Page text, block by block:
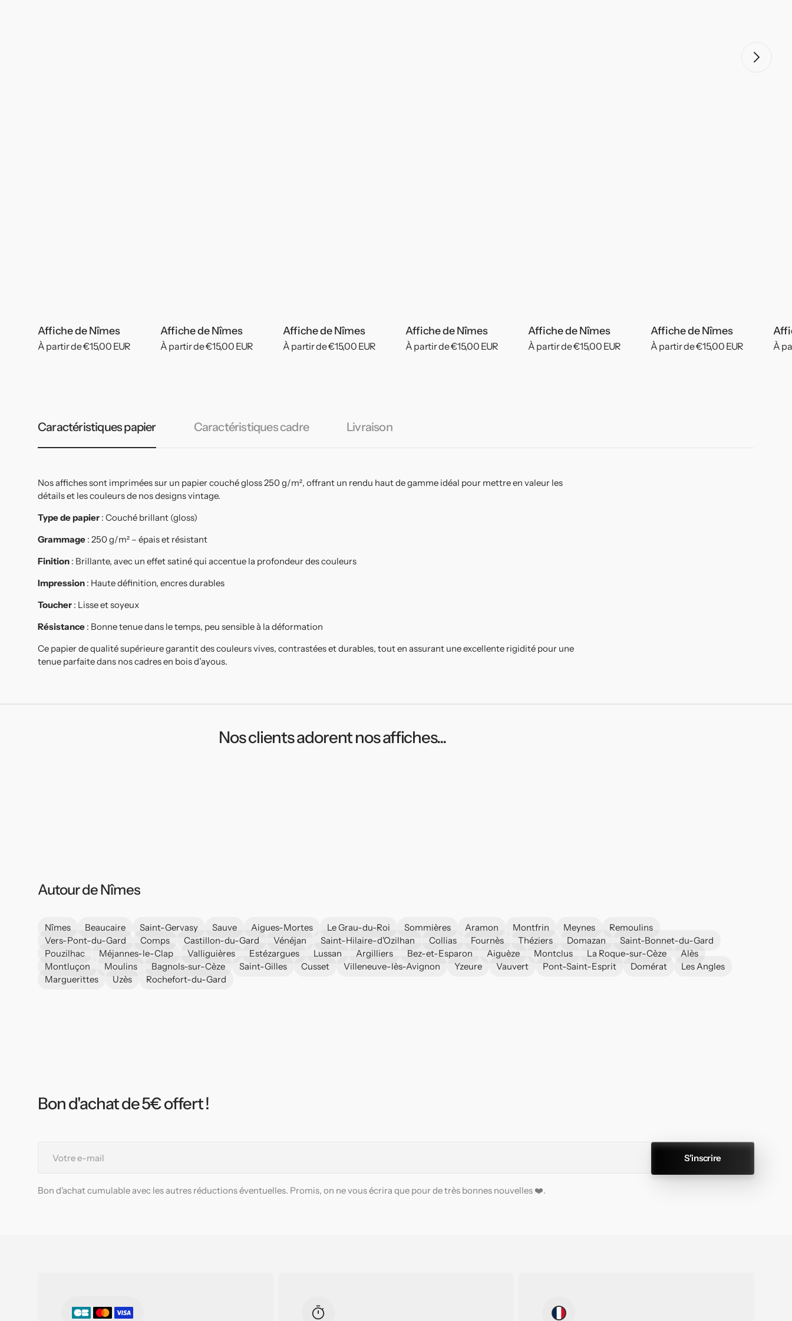
Affiche de Nîmes
Prix
À partir de €15,00 EUR
Affiche de Nîmes
Prix
À partir de €15,00 EUR
Affiche de Nîmes
Prix
À partir de €15,00 EUR
Affiche de Nîmes
Prix
À partir de €15,00 EUR
Affiche de Nîmes
Prix
À partir de €15,00 EUR
Affiche de Nîmes
Prix
À partir de €15,00 EUR
Prix
À
Caractéristiques papier Caractéristiques cadre Livraison
Nos affiches sont imprimées sur un papier couché gloss 250 g/m², offrant un rendu haut de gamme idéal pour mettre en valeur les
détails et les couleurs de nos designs vintage.
Type de papier : Couché brillant (gloss)
Grammage : 250 g/m² – épais et résistant
Finition : Brillante, avec un effet satiné qui accentue la profondeur des couleurs
Impression : Haute définition, encres durables
Toucher : Lisse et soyeux
Résistance : Bonne tenue dans le temps, peu sensible à la déformation
Ce papier de qualité supérieure garantit des couleurs vives, contrastées et durables, tout en assurant une excellente rigidité pour une
tenue parfaite dans nos cadres en bois d’ayous.
Nos clients adorent nos affiches...
Autour de Nîmes
Nîmes Beaucaire Saint-Gervasy Sauve Aigues-Mortes Le Grau-du-Roi Sommières Aramon Montfrin Meynes
Remoulins
Vers-Pont-du-Gard
Comps Castillon-du-Gard Vénéjan Saint-Hilaire-d'Ozilhan Collias Fournès Théziers Domazan
Saint-Bonnet-du-Gard
Pouzilhac
Méjannes-le-Clap Valliguières Estézargues Lussan Argilliers Bez-et-Esparon Aiguèze Montclus La Roque-sur-Cèze
Alès
Montluçon
Moulins Bagnols-sur-Cèze Saint-Gilles Cusset Villeneuve-lès-Avignon Yzeure Vauvert Pont-Saint-Esprit Domérat
Les Angles
Marguerittes
Uzès Rochefort-du-Gard
Bon d'achat de 5€ offert !
S'inscrire
Bon d'achat cumulable avec les autres réductions éventuelles. Promis, on ne vous écrira que pour de très bonnes nouvelles ❤️.